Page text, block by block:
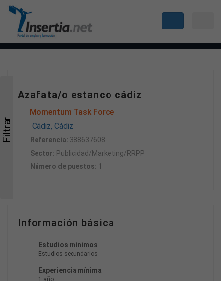
Azafata/o estanco cádiz
Momentum Task Force
Cádiz, Cádiz
Referencia: 388637608
Sector: Publicidad/Marketing/RRPP
Número de puestos: 1
Información básica
Estudios mínimos
Estudios secundarios
Experiencia mínima
1 año
Filtrar